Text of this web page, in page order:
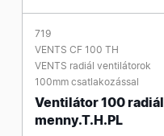
719
VENTS CF 100 TH
VENTS radiál ventilátorok
100mm csatlakozással
Ventilátor 100 radiál
menny.T.H.PL